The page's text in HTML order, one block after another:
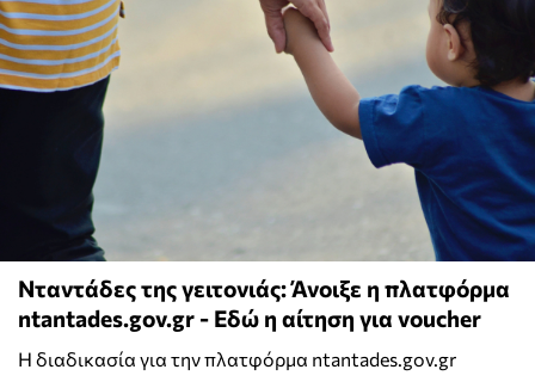
Νταντάδες της γειτονιάς: Άνοιξε η πλατφόρμα
ntantades.gov.gr - Εδώ η αίτηση για voucher
Η διαδικασία για την πλατφόρμα ntantades.gov.gr